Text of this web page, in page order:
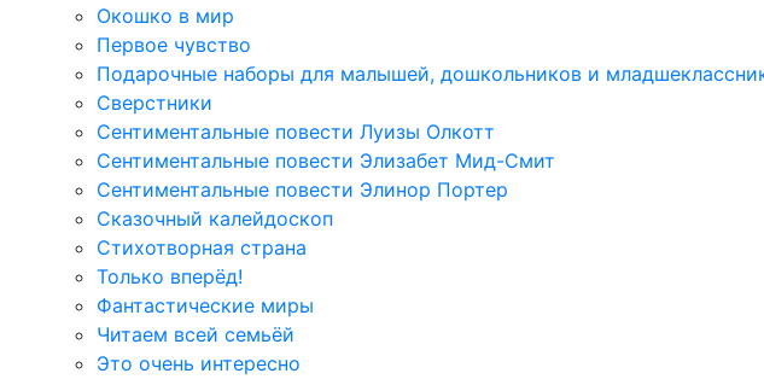
Окошко в мир
Первое чувство
Подарочные наборы для малышей, дошкольников и
Сверстники
Сентиментальные повести Луизы Олкотт
Сентиментальные повести Элизабет Мид-Смит
Сентиментальные повести Элинор Портер
Сказочный калейдоскоп
Стихотворная страна
Только вперёд!
Фантастические миры
Читаем всей семьёй
Это очень интересно